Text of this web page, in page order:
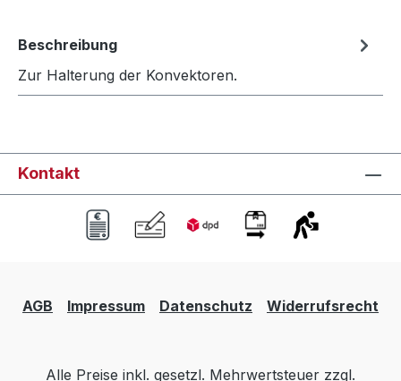
Beschreibung
Zur Halterung der Konvektoren.
Kontakt
AGB Impressum Datenschutz Widerrufsrecht
Alle Preise inkl. gesetzl. Mehrwertsteuer zzgl.